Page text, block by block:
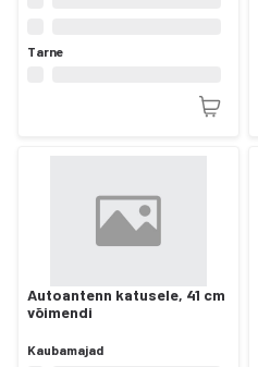
Tarne
Autoantenn katusele, 41 cm
võimendi
Kaubamajad